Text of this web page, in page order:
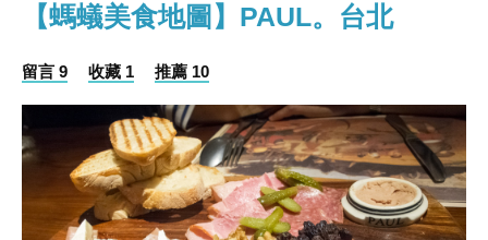
【螞蟻美食地圖】PAUL。台北
留言 9 收藏 1 推薦 10